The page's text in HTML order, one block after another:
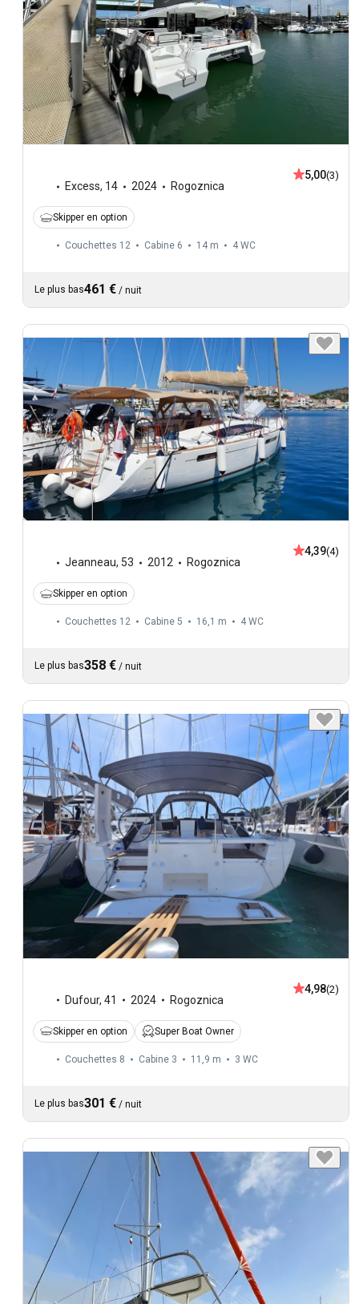
Excess, 14 2024 Rogoznica
5,00(3)
Skipper en option
Couchettes 12 Cabine 6 14 m 4 WC
Le plus bas461 € / nuit
Jeanneau, 53 2012 Rogoznica
4,39(4)
Skipper en option
Couchettes 12 Cabine 5 16,1 m 4 WC
Le plus bas358 € / nuit
Dufour, 41 2024 Rogoznica
4,98(2)
Skipper en option Super Boat Owner
Couchettes 8 Cabine 3 11,9 m 3 WC
Le plus bas301 € / nuit